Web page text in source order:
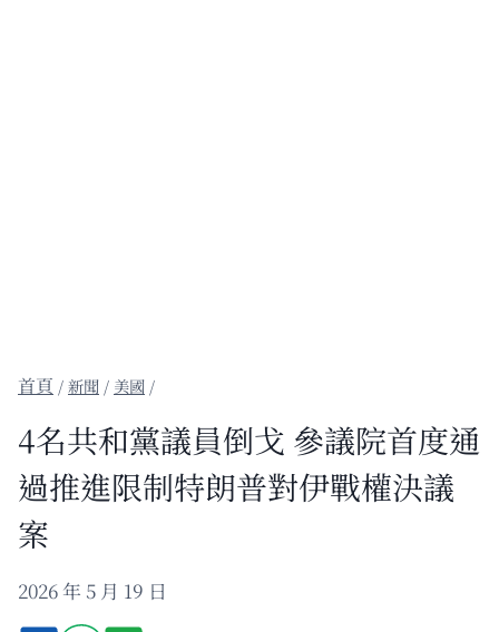
/新聞 / 美國 /
4名共和黨議員倒戈 參議院首度通
過推進限制特朗普對伊戰權決議
案
2026 年 5 月 19 日